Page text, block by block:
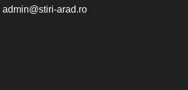
admin@stiri-arad.ro